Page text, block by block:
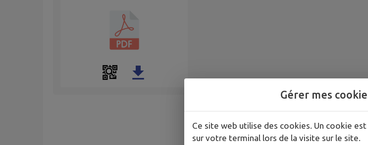
Gérer mes
Ce site web utilise des cookies. Un cookie
sur votre terminal lors de la visite sur le site.